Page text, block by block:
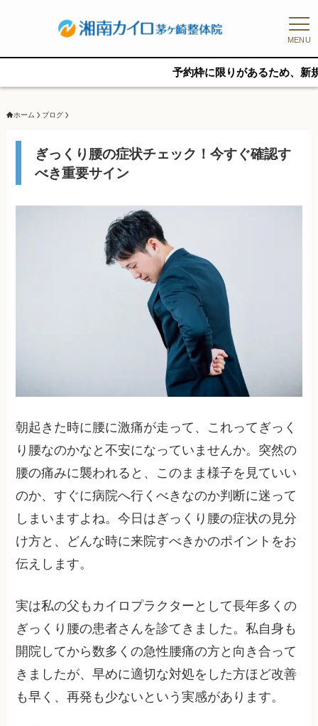
MENU
予約枠に限りがあるため、新規の予約を
ホーム ブログ
ぎっくり腰の症状チェック！今すぐ確認す
べき重要サイン
朝起きた時に腰に激痛が走って、これってぎっく
り腰なのかなと不安になっていませんか。突然の
腰の痛みに襲われると、このまま様子を見ていい
のか、すぐに病院へ行くべきなのか判断に迷って
しまいますよね。今日はぎっくり腰の症状の見分
け方と、どんな時に来院すべきかのポイントをお
伝えします。
実は私の父もカイロプラクターとして長年多くの
ぎっくり腰の患者さんを診てきました。私自身も
開院してから数多くの急性腰痛の方と向き合って
きましたが、早めに適切な対処をした方ほど改善
も早く、再発も少ないという実感があります。